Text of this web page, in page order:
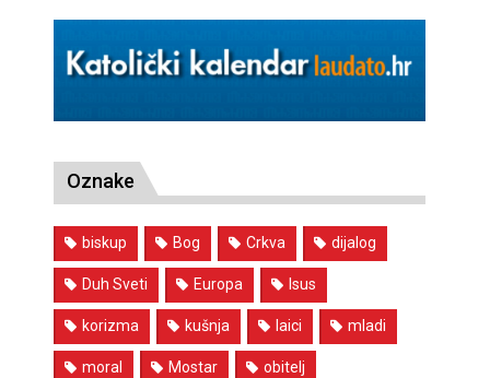
Oznake
biskup Bog Crkva dijalog
Duh Sveti Europa Isus
korizma kušnja laici mladi
moral Mostar obitelj